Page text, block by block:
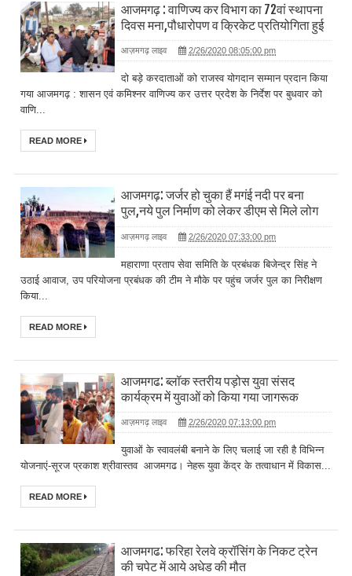
आजमगढ़ : वाणिज्य कर विभाग का 72वां स्थापना
दिवस मना,पौधारोपण व क्रिकेट प्रतियोगिता हुई
आज़मगढ़ लाइव 2/26/2020 08:05:00 pm
दो बड़े करदाताओं को राजस्व योगदान सम्मान प्रदान किया
गया आजमगढ़ : शासन एवं कमिश्नर वाणिज्य कर उत्तर प्रदेश के निर्देश पर बुधवार को
वाणि...
READ MORE
आजमगढ़: जर्जर हो चुका हैं मगंई नदी पर बना
पुल,नये पुल निर्माण को लेकर डीएम से मिले लोग
आज़मगढ़ लाइव 2/26/2020 07:33:00 pm
महाराणा प्रताप सेवा समिति के प्रबंधक बिजेन्द्र सिंह ने
उठाई आवाज, उप परियोजना प्रबंधक की टीम ने मौके पर पहुंच जर्जर पुल का निरीक्षण
किया...
READ MORE
आजमगढ: ब्लॉक स्तरीय पड़ोस युवा संसद
कार्यक्रम में युवाओं को किया गया जागरूक
आज़मगढ़ लाइव 2/26/2020 07:13:00 pm
युवाओं के स्वावलंबी बनाने के लिए चलाई जा रही है विभिन्न
योजनाएं-सूरज प्रकाश श्रीवास्तव आजमगढ। नेहरू युवा केंद्र के तत्वाधान में विकास...
READ MORE
आजमगढ: फरिहा रेलवे क्रॉसिंग के निकट ट्रेन
की चपेट में आये अधेड की मौत